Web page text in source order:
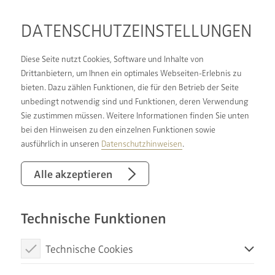
DATENSCHUTZ­EINSTELLUNGEN
Diese Seite nutzt Cookies, Software und Inhalte von
Drittanbietern, um Ihnen ein optimales Webseiten-Erlebnis zu
bieten. Dazu zählen Funktionen, die für den Betrieb der Seite
unbedingt notwendig sind und Funktionen, deren Verwendung
Sie zustimmen müssen. Weitere Informationen finden Sie unten
bei den Hinweisen zu den einzelnen Funktionen sowie
ausführlich in unseren Datenschutzhinweisen.
Alle akzeptieren
Technische Funktionen
Technische Cookies
BERATUNG, PLANUNG,
KOORDINATION &
AUSFÜHRUNG:
VIELFACH BEWÄHRTER
BADSANIERUNG